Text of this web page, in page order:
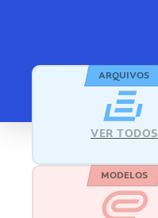
ARQUIVOS
VER TODOS
MODELOS